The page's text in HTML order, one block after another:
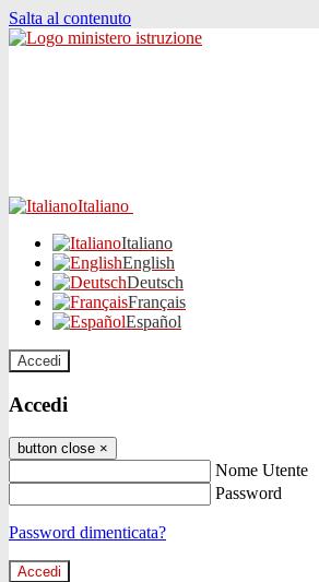
Salta al contenuto
Italiano
Italiano
English
Deutsch
Français
Español
Accedi
Accedi
button close ×
Nome Utente
Password
Password dimenticata?